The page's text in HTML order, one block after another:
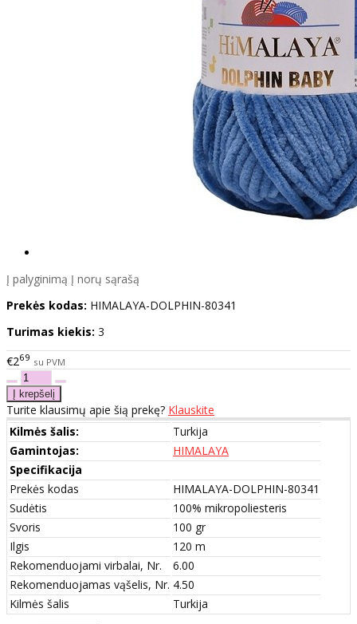
Į palyginimą Į norų sąrašą
Prekės kodas: HIMALAYA-DOLPHIN-80341
Turimas kiekis: 3
€269 su PVM
Turite klausimų apie šią prekę? Klauskite
Kilmės šalis:
Turkija
Gamintojas:
HIMALAYA
Specifikacija
Prekės kodas
HIMALAYA-DOLPHIN-80341
Sudėtis
100% mikropoliesteris
Svoris
100 gr
Ilgis
120 m
Rekomenduojami virbalai, Nr.
6.00
Rekomenduojamas vąšelis, Nr. 4.50
Kilmės šalis
Turkija